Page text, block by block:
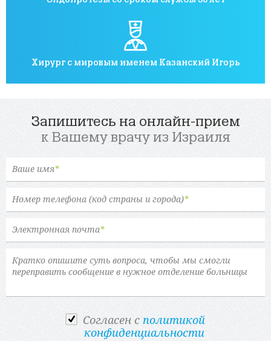
Хирург с мировым именем Казанский Игорь
Запишитесь на онлайн-прием
к Вашему врачу из Израиля
Ваше имя*
Номер телефона (код страны и города)*
Электронная почта*
Cогласен с политикой
конфиденциальности